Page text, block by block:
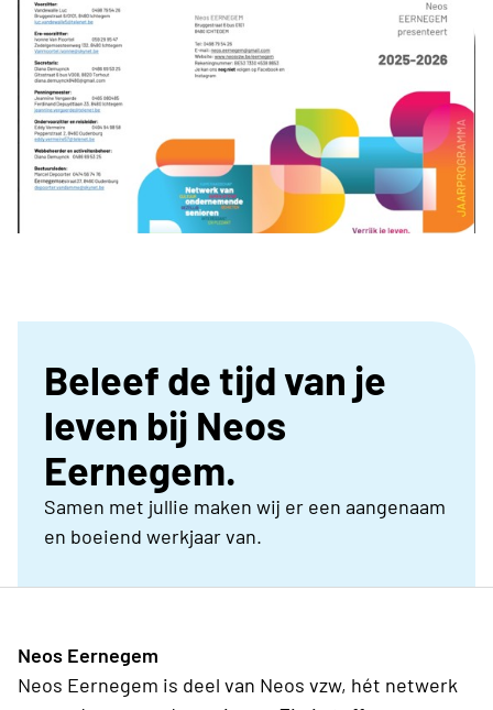
Beleef de tijd van je
leven bij Neos
Eernegem.
Samen met jullie maken wij er een aangenaam
en boeiend werkjaar van.
Neos Eernegem
Neos Eernegem is deel van Neos vzw, hét netwerk